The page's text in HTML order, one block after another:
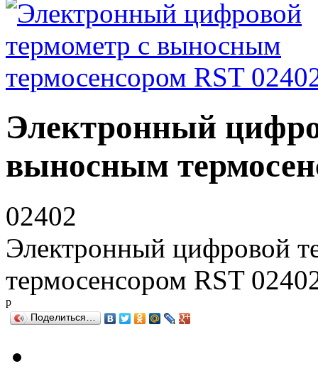
Электронный
выносным
02402
Электронный цифровой
термосенсором RST
р
Поделиться…